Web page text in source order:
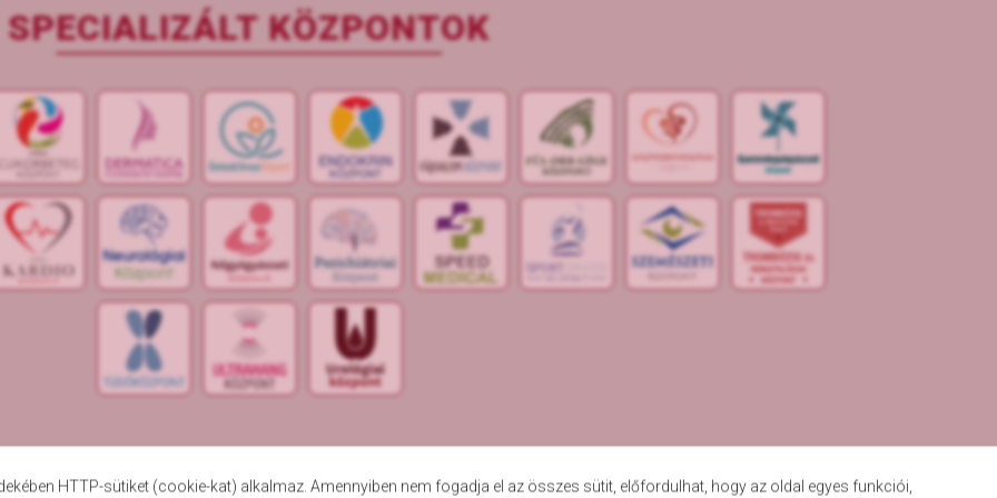
HTTP-sütiket (cookie-kat) alkalmaz. Amennyiben nem fogadja el az összes sütit, előfordulhat, hogy az oldal egyes funkciói,
SPECIALIZÁLT KÖZPONTOK
Adatvédelmi tájékoztató Adatkezelési tájékoztató Karrier Impresszum ÁSZF